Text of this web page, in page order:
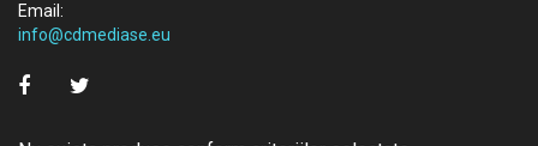
Email:
info@cdmediase.eu